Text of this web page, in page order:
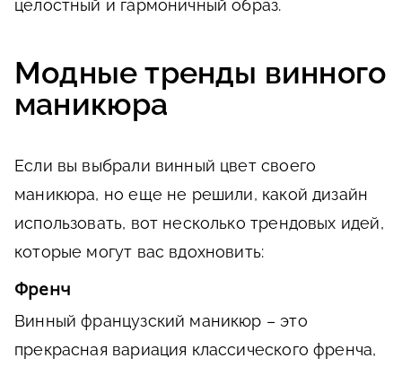
целостный и гармоничный образ.
Модные тренды винного
маникюра
Если вы выбрали винный цвет своего
маникюра, но еще не решили, какой дизайн
использовать, вот несколько трендовых идей,
которые могут вас вдохновить:
Френч
Винный французский маникюр – это
прекрасная вариация классического френча,